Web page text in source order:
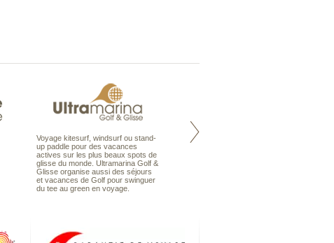
Voyage kitesurf, windsurf ou stand-
up paddle pour des vacances
actives sur les plus beaux spots de
glisse du monde. Ultramarina Golf &
Glisse organise aussi des séjours
et vacances de Golf pour swinguer
du tee au green en voyage.
Maldives à la Carte propose tous